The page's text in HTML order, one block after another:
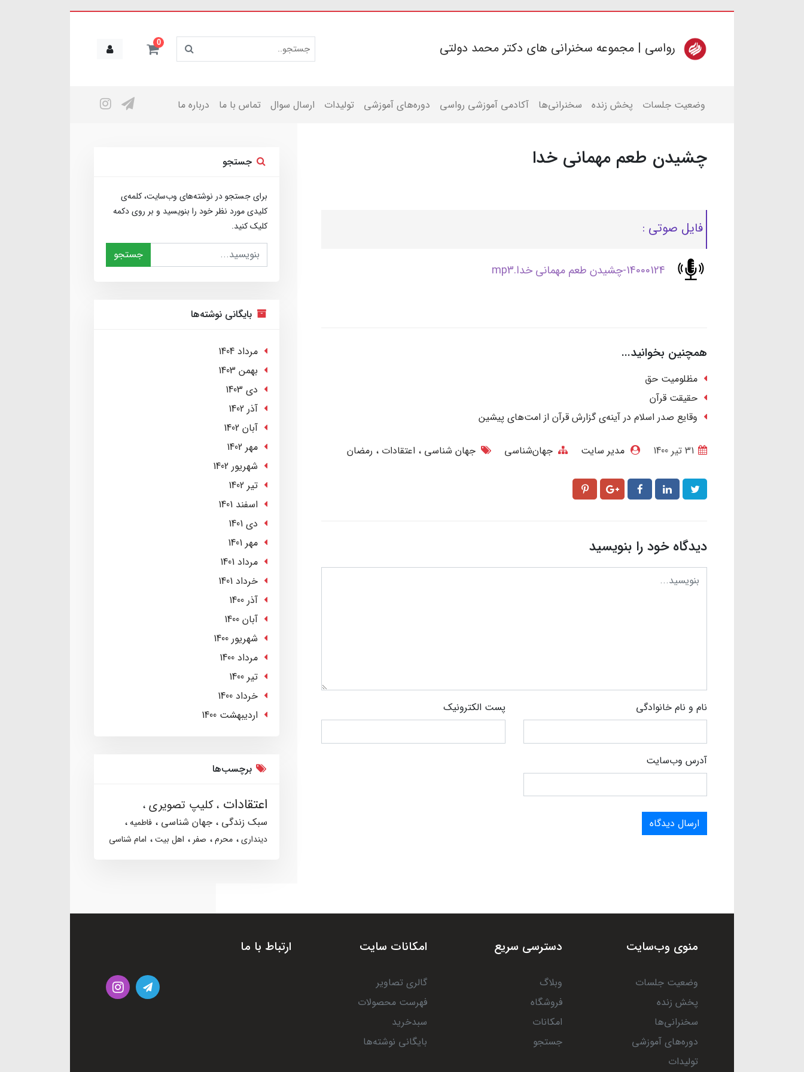
رواسی | مجموعه سخنرانی های دکتر محمد دولتی 0
وضعیت جلسات پخش زنده سخنرانی‌ها آکادمی آموزشی رواسی دوره‌های آموزشی تولیدات ارسال سوال تماس با ما درباره ما
چشیدن طعم مهمانی خدا
فایل صوتی :
14000124-چشیدن طعم مهمانی خدا.mp3
همچنین بخوانید...
مظلومیت حق
حقیقت قرآن
وقایع صدر اسلام در آینه‌ی گزارش قرآن از امت‌های پیشین
مدیر سایت جهان‌شناسی جهان شناسی اعتقادات رمضان
دیدگاه خود را بنویسید
نام و نام خانوادگی پست الکترونیک
آدرس وب‌سایت
ارسال دیدگاه
جستجو
برای جستجو در نوشته‌های وب‌سایت، کلمه‌ی
کلیدی مورد نظر خود را بنویسید و بر روی دکمه
کلیک کنید.
جستجو
بایگانی نوشته‌ها
مرداد 1404
بهمن 1403
دی 1403
آذر 1402
آبان 1402
مهر 1402
شهریور 1402
تير 1402
اسفند 1401
دی 1401
مهر 1401
مرداد 1401
خرداد 1401
آذر 1400
آبان 1400
شهریور 1400
مرداد 1400
تير 1400
خرداد 1400
ارديبهشت 1400
برچسب‌ها
اعتقادات کلیپ تصویری
سبک زندگی جهان شناسی
فاطمیه
دینداری
محرم صفر اهل بیت امام شناسی
منوی وب‌سایت
وضعیت جلسات
پخش زنده
سخنرانی‌ها
دوره‌های آموزشی
تولیدات
دسترسی سریع
وبلاگ
فروشگاه
امکانات
جستجو
امکانات سایت
گالری تصاویر
فهرست محصولات
سبدخرید
بایگانی نوشته‌ها
ارتباط با ما